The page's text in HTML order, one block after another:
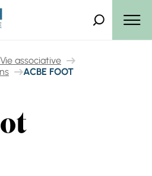
Que
Vie associative
ACBE FOOT